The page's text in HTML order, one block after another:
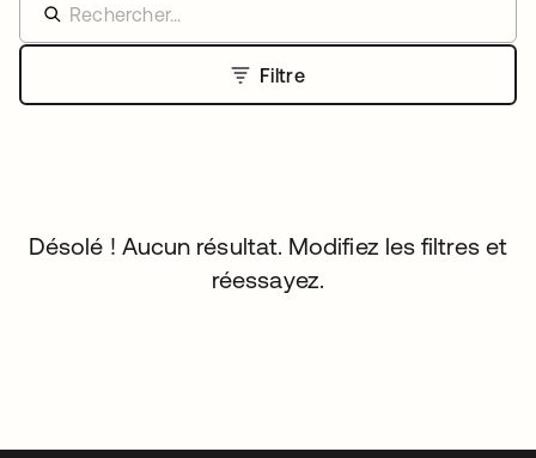
Filtre
Désolé ! Aucun résultat. Modifiez les filtres et
réessayez.